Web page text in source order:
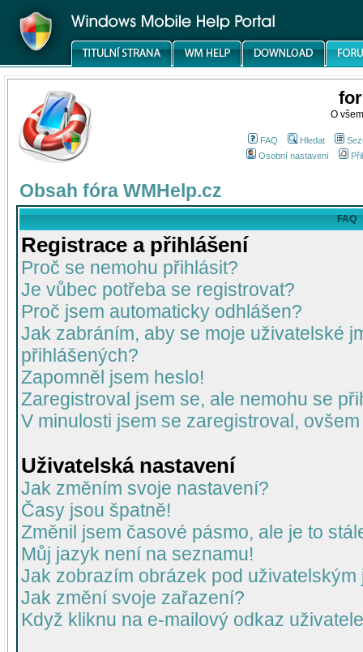
O
FAQ Hledat
Osobní nastavení
Obsah fóra WMHelp.cz
FAQ
Registrace a přihlášení
Proč se nemohu přihlásit?
Je vůbec potřeba se registrovat?
Proč jsem automaticky odhlášen?
Jak zabráním, aby se moje uživatelské
přihlášených?
Zapomněl jsem heslo!
Zaregistroval jsem se, ale nemohu se
V minulosti jsem se zaregistroval,
Uživatelská nastavení
Jak změním svoje nastavení?
Časy jsou špatně!
Změnil jsem časové pásmo, ale je to
Můj jazyk není na seznamu!
Jak zobrazím obrázek pod uživatelským
Jak změní svoje zařazení?
Když kliknu na e-mailový odkaz